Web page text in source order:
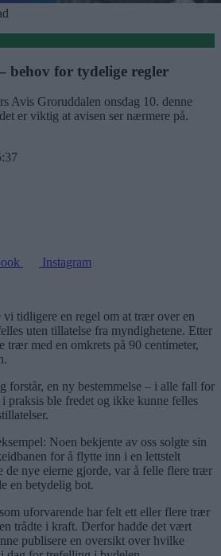
behov for tydelige regler
Avis Groruddalen onsdag 10. denne
er viktig at avisen ser nærmere på.
Instagram
vi tidligere en regel om at trær over en
uten tillatelse fra myndighetene. Etter
trær med en omkrets på 90 centimeter,
forstår, en ny bestemmelse – i alle fall for
praksis ble fredet og ikke kunne felles
Noen bekjente av oss solgte sin
for å flytte inn i en lettstelt
de nye eierne gjorde, var å felle flere trær
en betydelig bot.
uforvarende har felt ett eller flere trær
trådte i kraft. Derfor hadde det vært
publisere en oversikt over hvilke